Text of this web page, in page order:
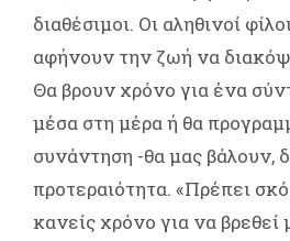
διαθέσιμοι. Οι αληθινοί
αφήνουν την ζωή να
Θα βρουν χρόνο για ένα
μέσα στη μέρα ή θα
συνάντηση -θα μας βάλουν,
προτεραιότητα. «Πρέπει
κανείς χρόνο για να